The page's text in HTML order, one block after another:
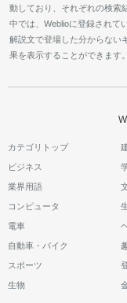
動しており、それぞれの検索
中では、Weblioに登録されて
解説文で登場した分からない
果を表示することができます。
カテゴリトップ
ビジネス
業界用語
コンピュータ
電車
自動車・バイク
スポーツ
生物